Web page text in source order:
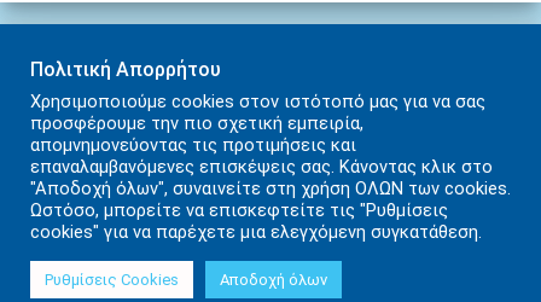
ΑΡΧΙΚΉ ΠΡΩΤΟΔΙΚΕΊΟ ΨΗΦΙΑΚΈΣ ΥΠΗΡΕΣΊΕΣ
ΧΡΉΣΙΜΑ ΈΝΤΥΠΑ ΧΡΉΣΙΜΟΙ ΣΎΝΔΕΣΜΟΙ ΕΠΙΚΟΙΝΩΝΊΑ
ΠΟΛΙΤΙΚΉ ΑΠΟΡΡΉΤΟΥ ΌΡΟΙ ΧΡΉΣΗΣ
Hestia | Αναπτύχθηκε από
Πολιτική Απορρήτου
Χρησιμοποιούμε cookies στον ιστότοπό μας για να σας
προσφέρουμε την πιο σχετική εμπειρία,
απομνημονεύοντας τις προτιμήσεις και
επαναλαμβανόμενες επισκέψεις σας. Κάνοντας κλικ στο
"Αποδοχή όλων", συναινείτε στη χρήση ΟΛΩΝ των cookies.
Ωστόσο, μπορείτε να επισκεφτείτε τις "Ρυθμίσεις
cookies" για να παρέχετε μια ελεγχόμενη συγκατάθεση.
Ρυθμίσεις Cookies Αποδοχή όλων